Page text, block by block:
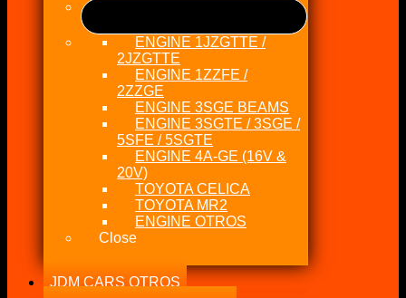
ENGINE 1JZGTTE /
2JZGTTE
ENGINE 1ZZFE /
2ZZGE
ENGINE 3SGE BEAMS
ENGINE 3SGTE / 3SGE /
5SFE / 5SGTE
ENGINE 4A-GE (16V &
20V)
TOYOTA CELICA
TOYOTA MR2
ENGINE OTROS
Close
JDM CARS OTROS